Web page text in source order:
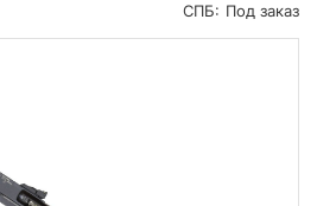
СПБ: Под заказ